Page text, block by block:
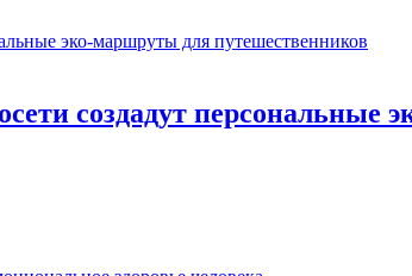
создадут персональные